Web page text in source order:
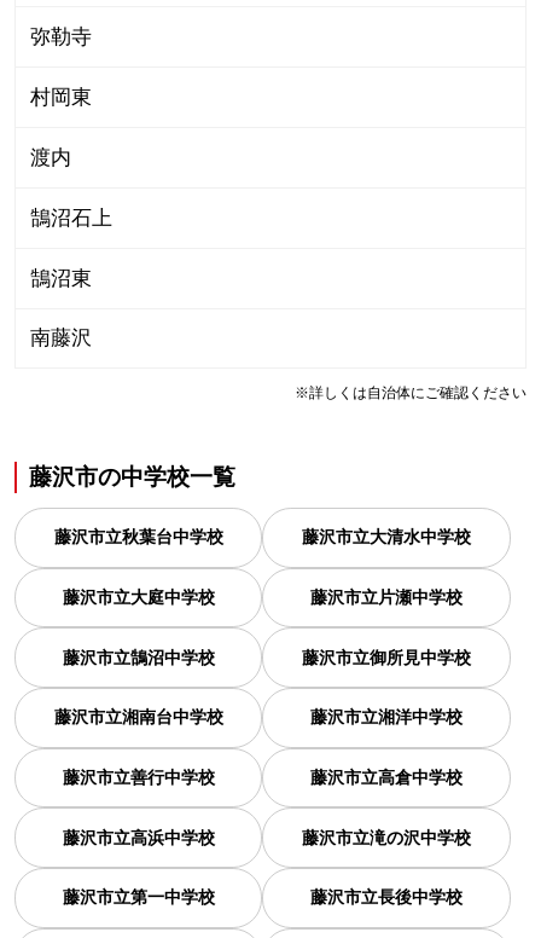
弥勒寺
村岡東
渡内
鵠沼石上
鵠沼東
南藤沢
※詳しくは自治体にご確認ください
藤沢市の中学校一覧
藤沢市立秋葉台中学校 藤沢市立大清水中学校
藤沢市立大庭中学校 藤沢市立片瀬中学校
藤沢市立鵠沼中学校 藤沢市立御所見中学校
藤沢市立湘南台中学校 藤沢市立湘洋中学校
藤沢市立善行中学校 藤沢市立高倉中学校
藤沢市立高浜中学校 藤沢市立滝の沢中学校
藤沢市立第一中学校 藤沢市立長後中学校